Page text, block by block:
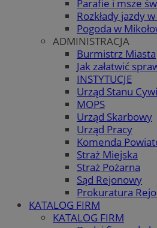
Parafie i msze
Rozkłady jazdy
Pogoda w
ADMINISTRACJA
Burmistrz Miasta
Jak załatwić
INSTYTUCJE
Urząd Stanu
MOPS
Urząd Skarbowy
Urząd Pracy
Komenda
Straż Miejska
Straż Pożarna
Sąd Rejonowy
Prokuratura
KATALOG FIRM
KATALOG FIRM